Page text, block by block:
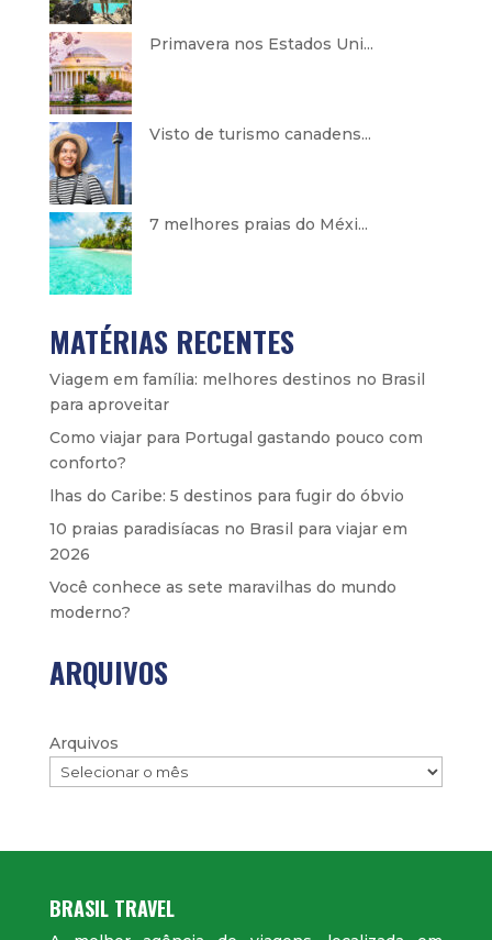
Primavera nos Estados Uni...
Visto de turismo canadens...
7 melhores praias do Méxi...
MATÉRIAS RECENTES
Viagem em família: melhores destinos no Brasil
para aproveitar
Como viajar para Portugal gastando pouco com
conforto?
lhas do Caribe: 5 destinos para fugir do óbvio
10 praias paradisíacas no Brasil para viajar em
2026
Você conhece as sete maravilhas do mundo
moderno?
ARQUIVOS
Arquivos
BRASIL TRAVEL